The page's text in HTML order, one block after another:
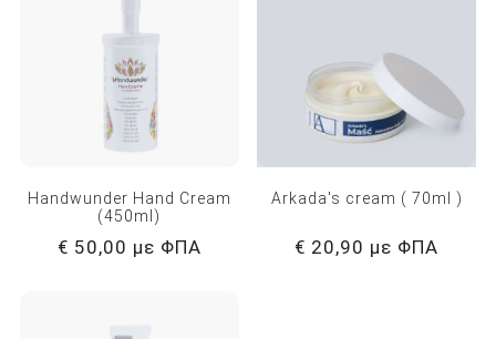
Handwunder Hand Cream
(450ml)
€ 50,00 με ΦΠΑ
Arkada's cream ( 70ml )
€ 20,90 με ΦΠΑ